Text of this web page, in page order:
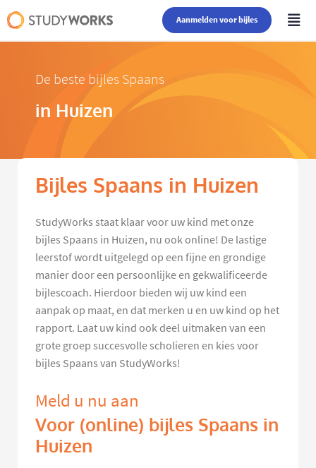
Aanmelden voor bijles
De beste bijles Spaans
in Huizen
Bijles Spaans in Huizen
StudyWorks staat klaar voor uw kind met onze
bijles Spaans in Huizen, nu ook online! De lastige
leerstof wordt uitgelegd op een fijne en grondige
manier door een persoonlijke en gekwalificeerde
bijlescoach. Hierdoor bieden wij uw kind een
aanpak op maat, en dat merken u en uw kind op het
rapport. Laat uw kind ook deel uitmaken van een
grote groep succesvolle scholieren en kies voor
bijles Spaans van StudyWorks!
Meld u nu aan
Voor (online) bijles Spaans in
Huizen